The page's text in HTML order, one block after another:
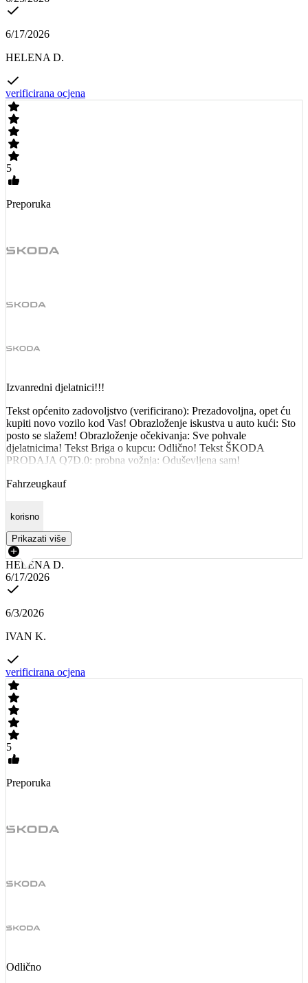
6/17/2026
HELENA D.
verificirana ocjena
5
Preporuka
Izvanredni djelatnici!!!
Tekst općenito zadovoljstvo (verificirano): Prezadovoljna, opet ću
kupiti novo vozilo kod Vas! Obrazloženje iskustva u auto kući: Sto
posto se slažem! Obrazloženje očekivanja: Sve pohvale
djelatnicima! Tekst Briga o kupcu: Odlično! Tekst ŠKODA
PRODAJA Q7D.0: probna vožnja: Oduševljena sam!
Fahrzeugkauf
korisno
Prikazati više
HELENA D.
6/17/2026
6/3/2026
IVAN K.
verificirana ocjena
5
Preporuka
Odlično